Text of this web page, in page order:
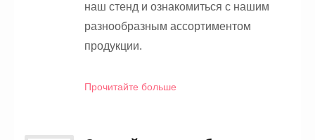
наш стенд и ознакомиться с нашим
разнообразным ассортиментом
продукции.
Прочитайте больше